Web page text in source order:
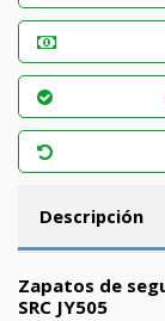
Descripción
Zapatos de
SRC JY505